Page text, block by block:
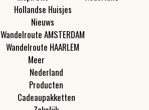
Hollandse Huisjes
Nieuws
Wandelroute AMSTERDAM
Wandelroute HAARLEM
Meer
Nederland
Producten
Cadeaupakketten